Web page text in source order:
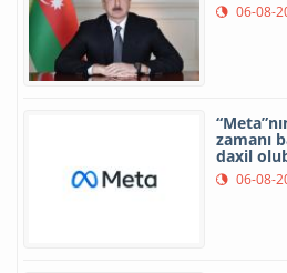
06-08-
zamanı
daxil
06-08-